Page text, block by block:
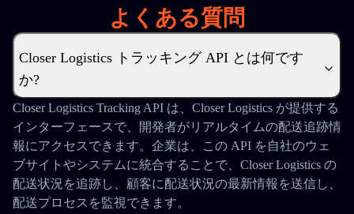
よくある質問
Closer Logistics トラッキング API とは何です
か?
Closer Logistics Tracking API は、Closer Logistics が提供する
インターフェースで、開発者がリアルタイムの配送追跡情
報にアクセスできます。企業は、この API を自社のウェ
ブサイトやシステムに統合することで、Closer Logistics の
配送状況を追跡し、顧客に配送状況の最新情報を送信し、
配送プロセスを監視できます。